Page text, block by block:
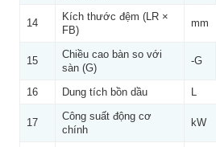
14
Kích thước đệm (LR ×
FB)
mm
15
Chiều cao bàn so với
sàn (G)
-G
16 Dung tích bồn dầu L
17
Công suất động cơ
chính
kW